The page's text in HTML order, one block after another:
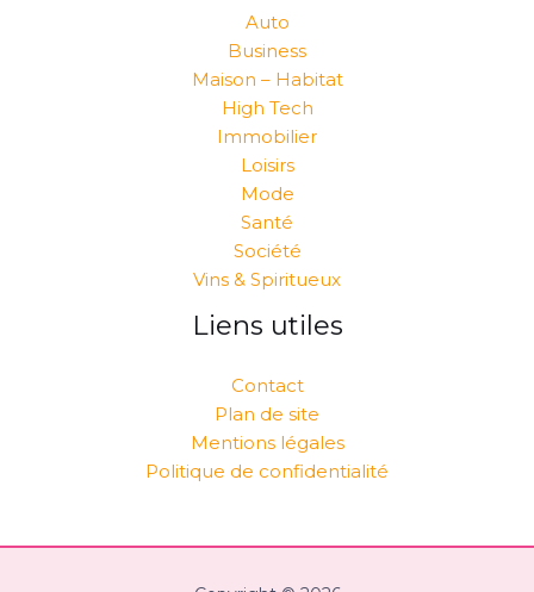
Auto
Business
Maison – Habitat
High Tech
Immobilier
Loisirs
Mode
Santé
Société
Vins & Spiritueux
Liens utiles
Contact
Plan de site
Mentions légales
Politique de confidentialité